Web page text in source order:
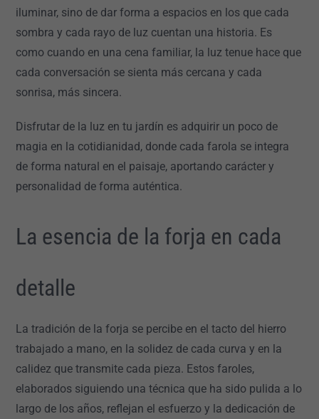
iluminar, sino de dar forma a espacios en los que cada
sombra y cada rayo de luz cuentan una historia. Es
como cuando en una cena familiar, la luz tenue hace que
cada conversación se sienta más cercana y cada
sonrisa, más sincera.
Disfrutar de la luz en tu jardín es adquirir un poco de
magia en la cotidianidad, donde cada farola se integra
de forma natural en el paisaje, aportando carácter y
personalidad de forma auténtica.
La esencia de la forja en cada
detalle
La tradición de la forja se percibe en el tacto del hierro
trabajado a mano, en la solidez de cada curva y en la
calidez que transmite cada pieza. Estos faroles,
elaborados siguiendo una técnica que ha sido pulida a lo
largo de los años, reflejan el esfuerzo y la dedicación de